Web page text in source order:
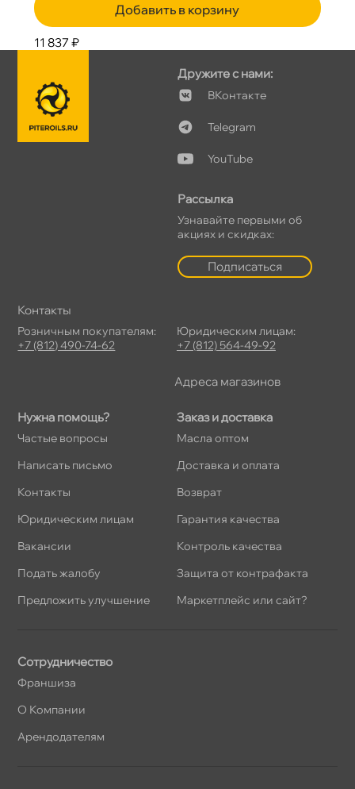
Добавить в корзину
11 837 ₽
Нужна помощь?
Частые вопросы
Написать письмо
Контакты
Юридическим лицам
акансии
Подать жалобу
Предложить улучшение
Заказ и доставка
Масла оптом
Доставка и оплата
озврат
Гарантия качества
Контроль качества
Защита от контрафакта
Маркетплейс или сайт?
Дружите с нами:
Контакте
Telegram
YouTube
Рассылка
Узнавайте первыми о
акциях и скидках:
Подписаться
Сотрудничество
Франшиза
О Компании
Арендодателям
Контакты
Розничным покупателям:
+7 (812) 490-74-62
Юридическим лицам:
+7 (812) 564-49-92
Адреса магазино